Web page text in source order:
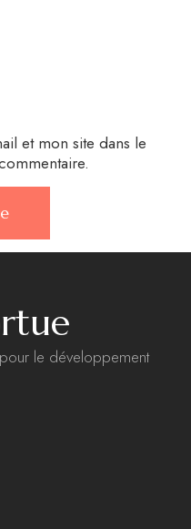
et mon site dans le
le développement